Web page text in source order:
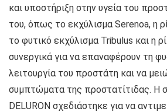
και υποστήριξη στην υγεία του
του, όπως το εκχύλισμα Serenoa, η
το φυτικό εκχύλισμα Tribulus και η
συνεργικά για να επαναφέρουν τη
λειτουργία του προστάτη και να
συμπτώματα της προστατίτιδας. Η
DELURON σχεδιάστηκε για να